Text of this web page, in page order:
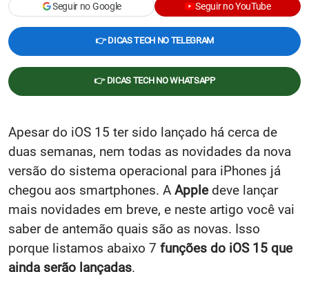
Seguir no Google
Seguir no YouTube
👉 DICAS TECH NO TELEGRAM
👉 DICAS TECH NO WHATSAPP
Apesar do iOS 15 ter sido lançado há cerca de
duas semanas, nem todas as novidades da nova
versão do sistema operacional para iPhones já
chegou aos smartphones. A Appledeve lançar
mais novidades em breve, e neste artigo você vai
saber de antemão quais são as novas. Isso
porque listamos abaixo 7 funções do iOS 15 que
ainda serão lançadas.